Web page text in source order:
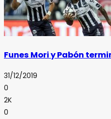
Funes Mori y Pabón
31/12/2019
0
2K
0